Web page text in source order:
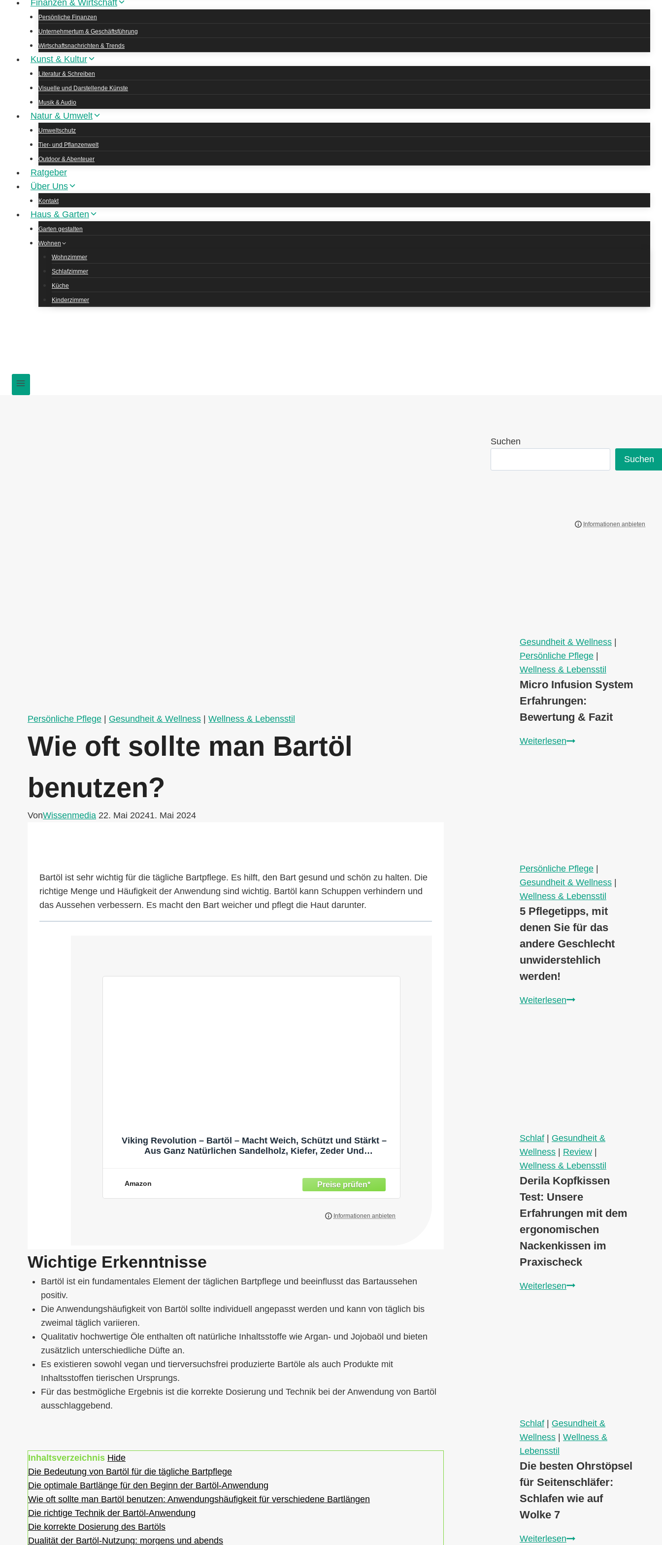
Finanzen & Wirtschaft
Persönliche Finanzen
Unternehmertum & Geschäftsführung
Wirtschaftsnachrichten & Trends
Kunst & Kultur
Literatur & Schreiben
Visuelle und Darstellende Künste
Musik & Audio
Natur & Umwelt
Umweltschutz
Tier- und Pflanzenwelt
Outdoor & Abenteuer
Ratgeber
Über Uns
Kontakt
Haus & Garten
Garten gestalten
Wohnen
Wohnzimmer
Schlafzimmer
Küche
Kinderzimmer
Persönliche Pflege Gesundheit & Wellness Wellness & Lebensstil
Wie oft sollte man Bartöl
benutzen?
VonWissenmedia 22. Mai 20241. Mai 2024
Bartöl ist sehr wichtig für die tägliche Bartpflege. Es hilft, den Bart gesund und schön zu halten. Die
richtige Menge und Häufigkeit der Anwendung sind wichtig. Bartöl kann Schuppen verhindern und
das Aussehen verbessern. Es macht den Bart weicher und pflegt die Haut darunter.
Viking Revolution – Bartöl – Macht Weich, Schützt und Stärkt –
Aus Ganz Natürlichen Sandelholz, Kiefer, Zeder Und
Amazon
Wichtige Erkenntnisse
Bartöl ist ein fundamentales Element der täglichen Bartpflege und beeinflusst das Bartaussehen
positiv.
Die Anwendungshäufigkeit von Bartöl sollte individuell angepasst werden und kann von täglich bis
zweimal täglich variieren.
Qualitativ hochwertige Öle enthalten oft natürliche Inhaltsstoffe wie Argan- und Jojobaöl und bieten
zusätzlich unterschiedliche Düfte an.
Es existieren sowohl vegan und tierversuchsfrei produzierte Bartöle als auch Produkte mit
Inhaltsstoffen tierischen Ursprungs.
Für das bestmögliche Ergebnis ist die korrekte Dosierung und Technik bei der Anwendung von Bartöl
ausschlaggebend.
Inhaltsverzeichnis Hide
Die Bedeutung von Bartöl für die tägliche Bartpflege
Die optimale Bartlänge für den Beginn der Bartöl-Anwendung
Wie oft sollte man Bartöl benutzen: Anwendungshäufigkeit für verschiedene Bartlängen
Die richtige Technik der Bartöl-Anwendung
Die korrekte Dosierung des Bartöls
Dualität der Bartöl-Nutzung: morgens und abends
Suchen
Suchen
Gesundheit & Wellness
Persönliche Pflege
Wellness & Lebensstil
Micro Infusion System
Erfahrungen:
Bewertung & Fazit
WeiterlesenMicro
Persönliche Pflege |
Gesundheit & Wellness |
Wellness & Lebensstil
5 Pflegetipps, mit
denen Sie für das
andere Geschlecht
unwiderstehlich
werden!
Weiterlesen5
werden!
Schlaf | Gesundheit &
Wellness | Review |
Wellness & Lebensstil
Derila Kopfkissen
Test: Unsere
Erfahrungen mit dem
ergonomischen
Nackenkissen im
Praxischeck
WeiterlesenDerila
Praxischeck
Schlaf
Gesundheit &
Wellness
Wellness &
Lebensstil
Die besten Ohrstöpsel
für Seitenschläfer:
Schlafen wie auf
Wolke 7
WeiterlesenDie